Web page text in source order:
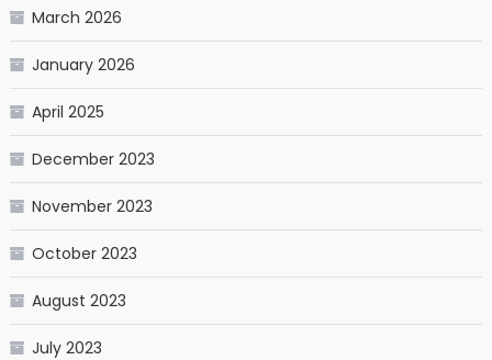
March 2026
January 2026
April 2025
December 2023
November 2023
October 2023
August 2023
July 2023